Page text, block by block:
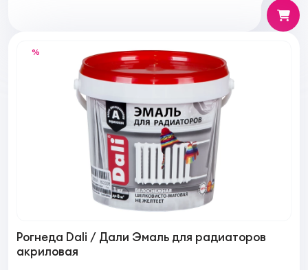
%
Рогнеда Dali / Дали Эмаль для радиаторов
акриловая